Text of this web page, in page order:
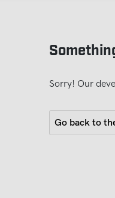
Sorry! Our
Go back to